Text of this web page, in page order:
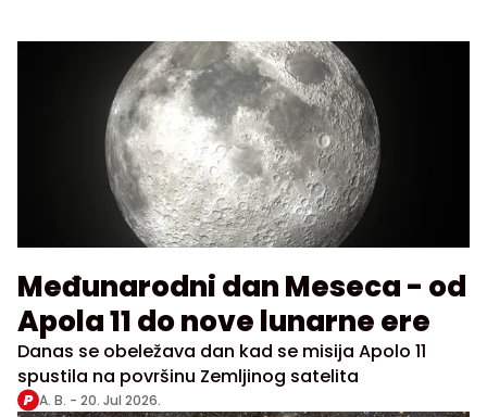
Međunarodni dan Meseca - od
Apola 11 do nove lunarne ere
Danas se obeležava dan kad se misija Apolo 11
spustila na površinu Zemljinog satelita
A. B. - 20. Jul 2026.